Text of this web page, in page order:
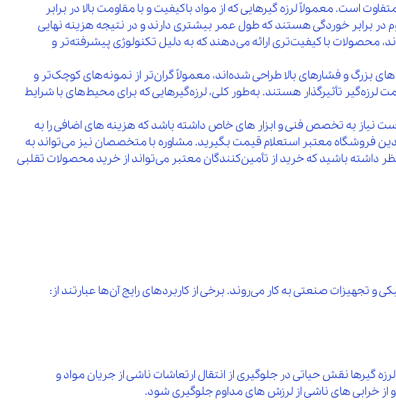
است. معمولاً لرزه‌ گیرهایی که از مواد باکیفیت و با مقاومت بالا در برابر
برابر خوردگی هستند که طول عمر بیشتری دارند و در نتیجه هزینه نهایی
محصولات با کیفیت‌تری ارائه می‌دهند که به دلیل تکنولوژی پیشرفته‌تر و
بزرگ و فشارهای بالا طراحی شده‌اند، معمولاً گران‌تر از نمونه‌های کوچک‌تر و
تأثیرگذار هستند. به‌طور کلی، لرزه‌گیرهایی که برای محیط‌های با شرایط
نیاز به تخصص فنی و ابزار های خاص داشته باشد که هزینه‌ های اضافی را به
فروشگاه معتبر استعلام قیمت بگیرید. مشاوره با متخصصان نیز می‌تواند به
باشید که خرید از تأمین‌کنندگان معتبر می‌تواند از خرید محصولات تقلبی
تجهیزات صنعتی به کار می‌روند. برخی از کاربردهای رایج آن‌ها عبارتند از:
گیرها نقش حیاتی در جلوگیری از انتقال ارتعاشات ناشی از جریان مواد و
خرابی‌ های ناشی از لرزش‌ های مداوم جلوگیری شود.